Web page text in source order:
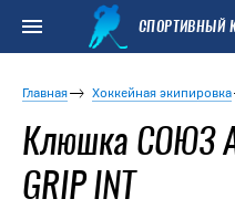
СПОРТИВНЫЙ
Главная Хоккейная экипировка
Клюшка СОЮЗ
GRIP INT